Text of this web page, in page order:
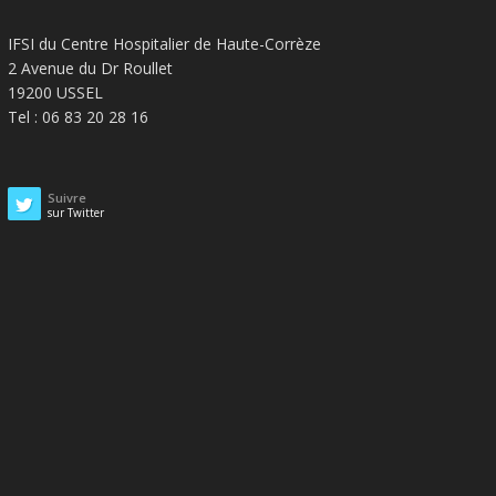
IFSI du Centre Hospitalier de Haute-Corrèze
2 Avenue du Dr Roullet
19200 USSEL
Tel : 06 83 20 28 16
Suivre
sur Twitter